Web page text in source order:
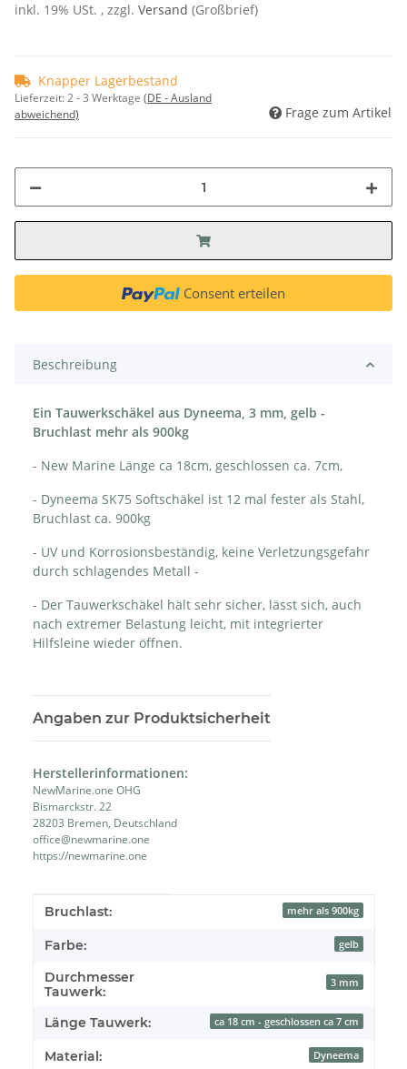
inkl. 19% USt. , zzgl. Versand (Großbrief)
Knapper Lagerbestand
Lieferzeit:2 - 3 Werktage (DE - Ausland
abweichend)
Frage zum Artikel
Consent erteilen
Beschreibung
Ein Tauwerkschäkel aus Dyneema, 3 mm, gelb -
Bruchlast mehr als 900kg
- New Marine Länge ca 18cm, geschlossen ca. 7cm,
- Dyneema SK75 Softschäkel ist 12 mal fester als Stahl,
Bruchlast ca. 900kg
- UV und Korrosionsbeständig, keine Verletzungsgefahr
durch schlagendes Metall -
- Der Tauwerkschäkel hält sehr sicher, lässt sich, auch
nach extremer Belastung leicht, mit integrierter
Hilfsleine wieder öffnen.
Angaben zur Produktsicherheit
Herstellerinformationen:
NewMarine.one OHG
Bismarckstr. 22
28203 Bremen, Deutschland
office@newmarine.one
https://newmarine.one
Produkteigenschaft
Wert
Bruchlast: mehr als 900kg
Farbe: gelb
Durchmesser
Tauwerk:
3 mm
Länge Tauwerk: ca 18 cm - geschlossen ca 7 cm
Material: Dyneema